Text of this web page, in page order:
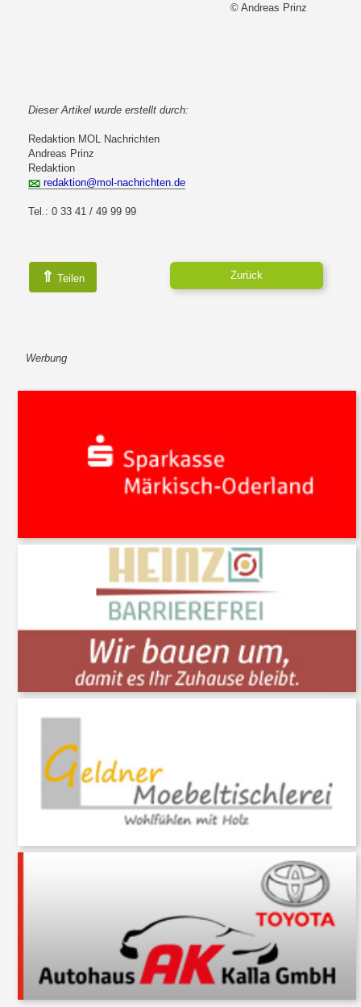
© Andreas Prinz
Dieser Artikel wurde erstellt durch:
Redaktion MOL Nachrichten
Andreas Prinz
Redaktion
redaktion@mol-nachrichten.de
Tel.: 0 33 41 / 49 99 99
⇑ Teilen Zurück
Werbung